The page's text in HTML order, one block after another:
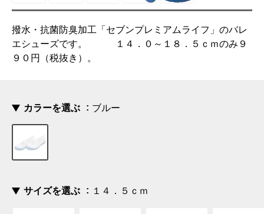
撥水・抗菌防臭加工「セブンプレミアムライフ」のバレ
エシューズです。 １４．０～１８．５ｃｍのみ９
９０円（税抜き）。
カラーを選ぶ ブルー
サイズを選ぶ １４．５ｃｍ